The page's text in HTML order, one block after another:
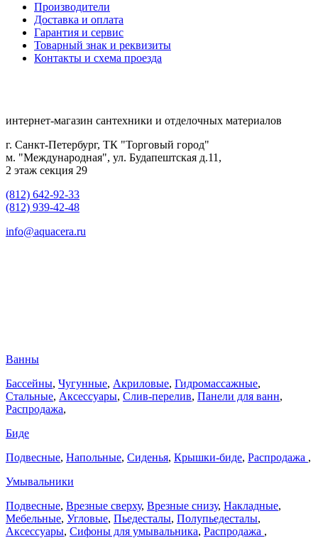
Производители
Доставка и оплата
Гарантия и сервис
Товарный знак и реквизиты
Контакты и схема проезда
интернет-магазин сантехники и отделочных материалов
г. Санкт-Петербург, ТК "Торговый город"
м. "Международная", ул. Будапештская д.11,
2 этаж секция 29
(812) 642-92-33
(812) 939-42-48
info@aquacera.ru
Ванны
Бассейны, Чугунные, Акриловые, Гидромассажные,
Стальные, Аксессуары, Слив-перелив, Панели для ванн,
Распродажа,
Биде
Подвесные, Напольные, Сиденья, Крышки-биде, Распродажа ,
Умывальники
Подвесные, Врезные сверху, Врезные снизу, Накладные,
Мебельные, Угловые, Пьедесталы, Полупьедесталы,
Аксессуары, Сифоны для умывальника, Распродажа ,